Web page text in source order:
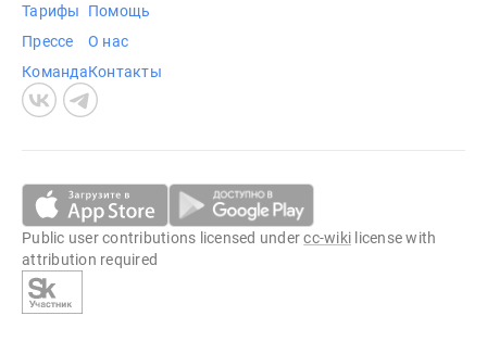
Тарифы
Прессе
Команда
Помощь
О нас
Контакты
Public user contributions licensed undercc-wiki license with
attribution required